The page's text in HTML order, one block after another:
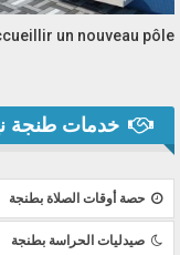
un nouveau pôle…
خدمات طنجة
حصة أوقات الصلاة بطنجة
صيدليات الحراسة بطنجة